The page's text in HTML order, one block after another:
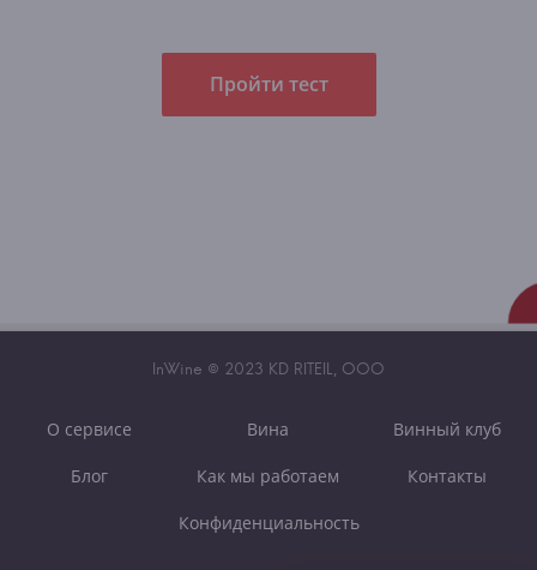
Пройти тест
InWine © 2023 KD RITEIL, OOO
О сервисе Вина Винный клуб
Блог Как мы работаем Контакты
Конфиденциальность